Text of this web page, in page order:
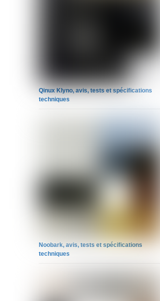
Qinux Klyno, avis, tests et spécifications
techniques
Noobark, avis, tests et spécifications
techniques